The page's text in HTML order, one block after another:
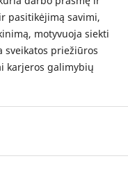
pasitikėjimą savimi,
motyvuoja siekti
sveikatos priežiūros
karjeros galimybių